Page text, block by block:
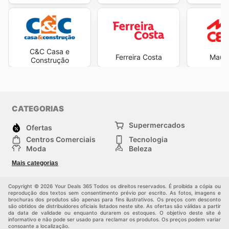
C&C Casa e
Construção
Ferreira Costa
CATEGORIAS
Ofertas
Supermercados
Centros Comerciais
Tecnologia
Moda
Beleza
Construção e jardinagem
Mais categorias
Copyright © 2026 Your Deals 365 Todos os direitos reservados. É proibida a cópia ou
reprodução dos textos sem consentimento prévio por escrito. As fotos, imagens e
brochuras dos produtos são apenas para fins ilustrativos. Os preços com desconto
são obtidos de distribuidores oficiais listados neste site. As ofertas são válidas a partir
da data de validade ou enquanto durarem os estoques. O objetivo deste site é
informativo e não pode ser usado para reclamar os produtos. Os preços podem variar
consoante a localização.